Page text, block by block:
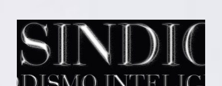
EL SINDICAL
Periodismo Inteligente